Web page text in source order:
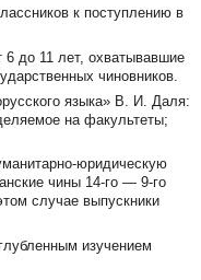
к поступлению в
6 до 11 лет, охватывавшие
чиновников.
языка» В. И. Даля:
на факультеты;
юридическую
чины 14-го — 9-го
случае выпускники
изучением